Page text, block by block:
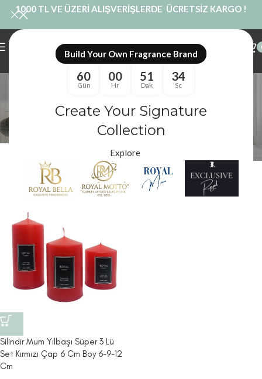
Build Your Own Fragrance Brand
60
Gün
00
Hr
51
Dak
34
Sc
Create Your Signature
Collection
Explore
1000 TL VE ÜZERİ ALIŞVERİŞLERDE ÜCRETSİZ KARGO !
Kırmızı Silindir Mum
Royal Mum
Ürünler “Kırmızı Silindir Mum” olarak etiketlendi
Silindir Mum Yılbaşı Süper 3 Lü
Set Kırmızı Çap 6 Cm Boy 6-9-12
Cm